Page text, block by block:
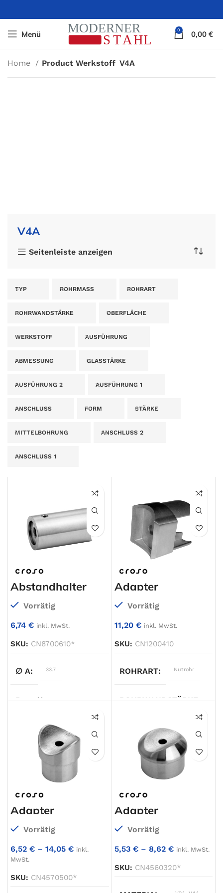
Menü 0 0,00 €
Home Product Werkstoff V4A
V4A
Seitenleiste anzeigen
TYP ROHRMASS ROHRART
ROHRWANDSTÄRKE OBERFLÄCHE
WERKSTOFF AUSFÜHRUNG
ABMESSUNG GLASSTÄRKE
AUSFÜHRUNG 2 AUSFÜHRUNG 1
ANSCHLUSS FORM STÄRKE
MITTELBOHRUNG ANSCHLUSS 2
ANSCHLUSS 1
Abstandhalter
gerade
Vorrätig
6,74 € inkl. MwSt.
SKU: CN8700610*
∅ A 33.7
B 44
gerade
WERKSTOFF
TYP Abstandhalter
ANSCHLUSS 1
Adapter
Vorrätig
11,20 € inkl. MwSt.
SKU: CN1200410
ROHRART Nutrohr
ROHRWANDSTÄRKE
WERKSTOFF
OBERFLÄCHE geschliffen
Adapter
Adapter
Vorrätig
6,52 € – 14,05 € inkl.
MwSt.
SKU: CN4570500*
Adapter
Vorrätig
5,53 €– 8,62 € inkl. MwSt.
SKU: CN4560320*